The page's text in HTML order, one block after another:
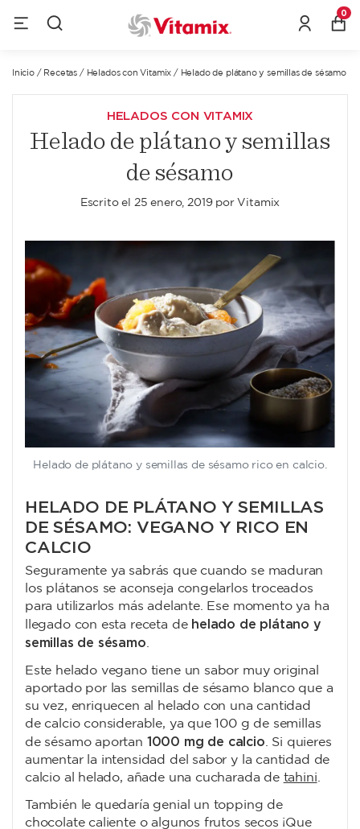
0
Inicio/ Recetas / Helados con Vitamix / Helado de plátano y semillas de sésamo
HELADOS CON VITAMIX
Helado de plátano y semillas
de sésamo
Escrito el 25 enero, 2019por Vitamix
Helado de plátano y semillas de sésamo rico en calcio.
HELADO DE PLÁTANO Y SEMILLAS
DE SÉSAMO: VEGANO Y RICO EN
CALCIO
Seguramente ya sabrás que cuando se maduran
los plátanos se aconseja congelarlos troceados
para utilizarlos más adelante. Ese momento ya ha
llegado con esta receta de helado de plátano y
semillas de sésamo.
Este helado vegano tiene un sabor muy original
aportado por las semillas de sésamo blanco que a
su vez, enriquecen al helado con una cantidad
de calcio considerable, ya que 100 g de semillas
de sésamo aportan 1000 mg de calcio. Si quieres
aumentar la intensidad del sabor y la cantidad de
calcio al helado, añade una cucharada de tahini.
También le quedaría genial un topping de
chocolate caliente o algunos frutos secos ¡Que